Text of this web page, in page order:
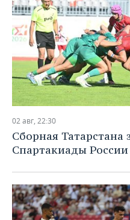
02 авг, 22:30
Сборная Татарстана
Спартакиады